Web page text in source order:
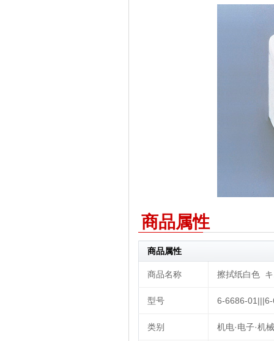
商品属性
商品属性
商品名称 擦拭纸白色
型号 6-6686-
类别 机电·电子·机